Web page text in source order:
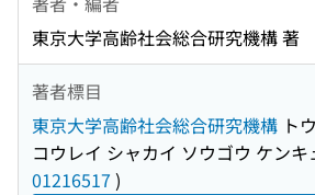
東京大学高齢社会総合研究機構 著
著者標目
東京大学高齢社会総合研究機構 ト
コウレイ シャカイ ソウゴウ ケンキ
01216517 )